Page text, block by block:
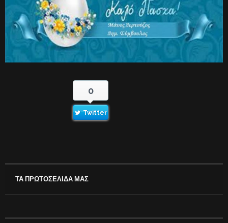
0
Twitter
ΤΑ ΠΡΩΤΟΣΕΛΙΔΑ ΜΑΣ